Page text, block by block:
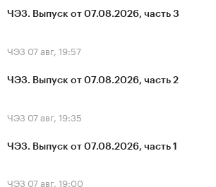
ЧЭЗ. Выпуск от 07.08.2026, часть 3
ЧЭЗ 07 авг, 19:57
ЧЭЗ. Выпуск от 07.08.2026, часть 2
ЧЭЗ 07 авг, 19:35
ЧЭЗ. Выпуск от 07.08.2026, часть 1
ЧЭЗ 07 авг, 19:00